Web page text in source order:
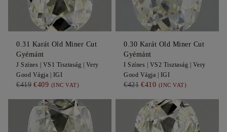
0.31 Karát Old Miner Cut
Gyémánt
J Színes | VS1 Tisztaság | Very
Good Vágja | IGI
€419 €409 (INC VAT)
0.30 Karát Old Miner Cut
Gyémánt
I Színes | VS2 Tisztaság | Very
Good Vágja | IGI
€421 €410 (INC VAT)